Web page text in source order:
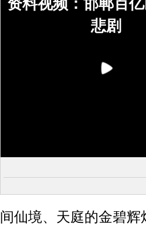
资料视频：邯郸百
悲剧
间仙境、天庭的金碧